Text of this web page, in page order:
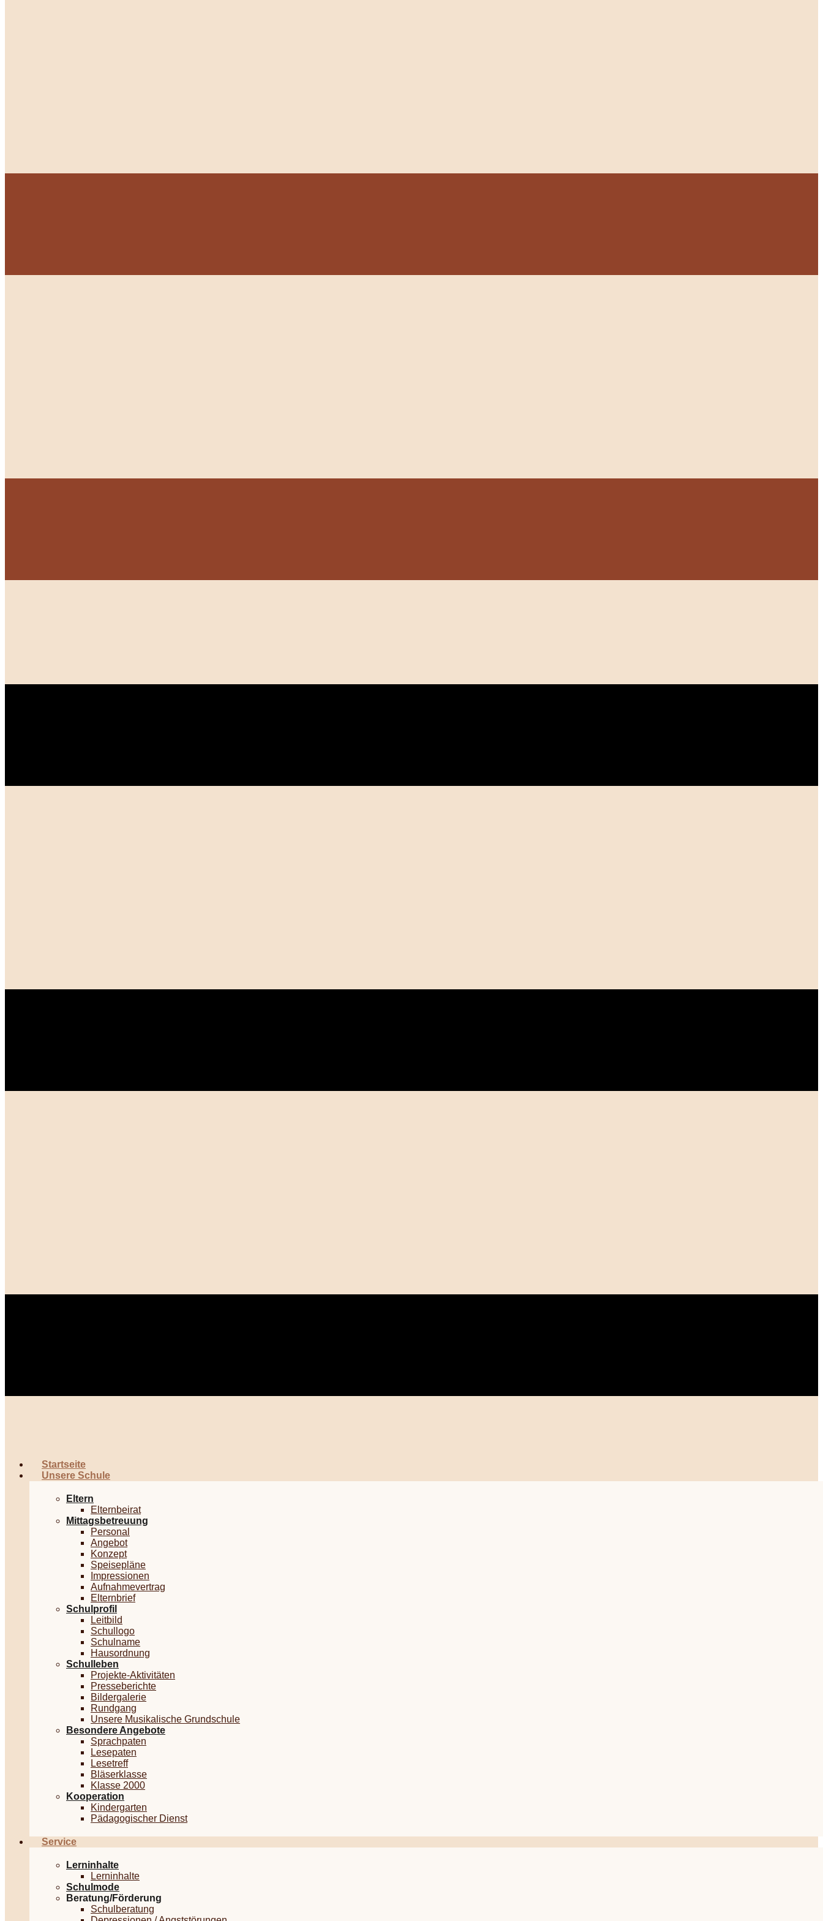
Startseite
Unsere Schule
Eltern
Elternbeirat
Mittagsbetreuung
Personal
Angebot
Konzept
Speisepläne
Impressionen
Aufnahmevertrag
Elternbrief
Schulprofil
Leitbild
Schullogo
Schulname
Hausordnung
Schulleben
Projekte-Aktivitäten
Presseberichte
Bildergalerie
Rundgang
Unsere Musikalische Grundschule
Besondere Angebote
Sprachpaten
Lesepaten
Lesetreff
Bläserklasse
Klasse 2000
Kooperation
Kindergarten
Pädagogischer Dienst
Service
Lerninhalte
Lerninhalte
Schulmode
Beratung/Förderung
Schulberatung